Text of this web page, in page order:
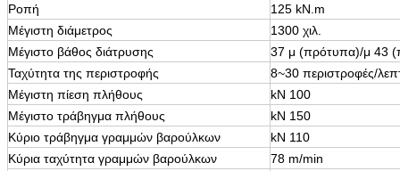
Ροπή
125 kN.m
Μέγιστη διάμετρος
1300 χιλ.
Μέγιστο βάθος διάτρυσης
37 μ (πρότυπα)/μ 43
Ταχύτητα της περιστροφής
8~30 περιστροφές/
Μέγιστη πίεση πλήθους
kN 100
Μέγιστο τράβηγμα πλήθους
kN 150
Κύριο τράβηγμα γραμμών βαρούλκων
kN 110
Κύρια ταχύτητα γραμμών βαρούλκων
78 m/min